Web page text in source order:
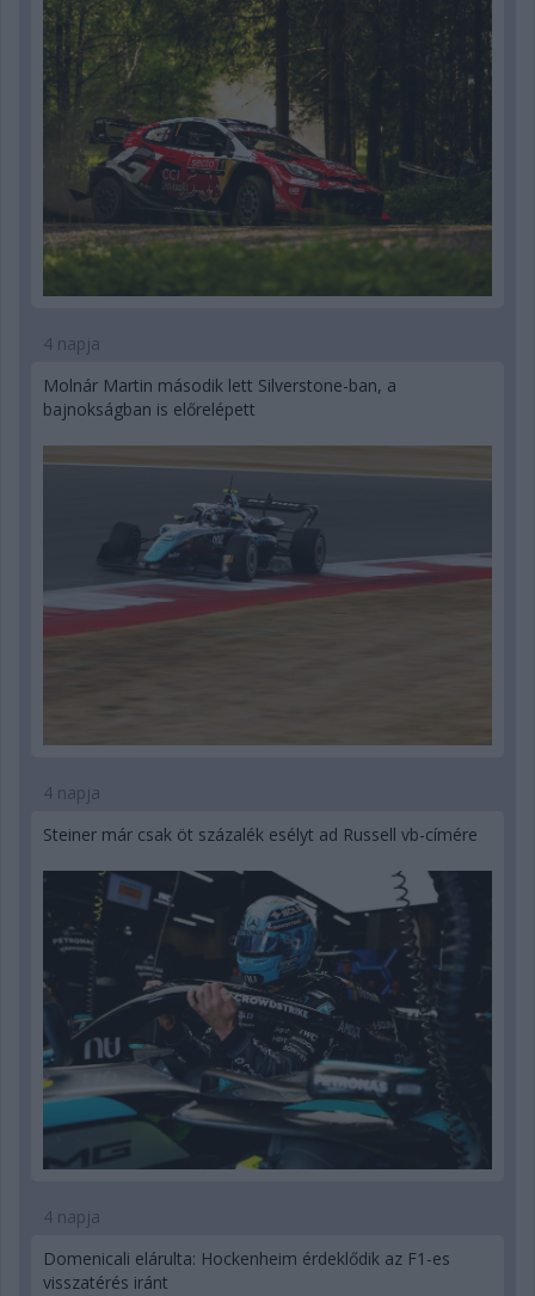
4 napja
Molnár Martin második lett Silverstone-ban, a
bajnokságban is előrelépett
4 napja
Steiner már csak öt százalék esélyt ad Russell vb-címére
4 napja
Domenicali elárulta: Hockenheim érdeklődik az F1-es
visszatérés iránt